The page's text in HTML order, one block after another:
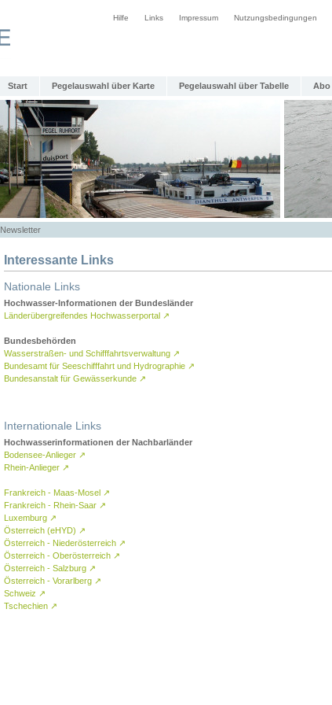
Hilfe Links Impressum Nutzungsbedingungen
Start Pegelauswahl über Karte Pegelauswahl über Tabelle Abo
Newsletter
Interessante Links
Nationale Links
Hochwasser-Informationen der Bundesländer
Länderübergreifendes Hochwasserportal ↗
Bundesbehörden
Wasserstraßen- und Schifffahrtsverwaltung ↗
Bundesamt für Seeschifffahrt und Hydrographie ↗
Bundesanstalt für Gewässerkunde ↗
Internationale Links
Hochwasserinformationen der Nachbarländer
Bodensee-Anlieger ↗
Rhein-Anlieger ↗
Frankreich - Maas-Mosel ↗
Frankreich - Rhein-Saar ↗
Luxemburg ↗
Österreich (eHYD) ↗
Österreich - Niederösterreich ↗
Österreich - Oberösterreich ↗
Österreich - Salzburg ↗
Österreich - Vorarlberg ↗
Schweiz ↗
Tschechien ↗